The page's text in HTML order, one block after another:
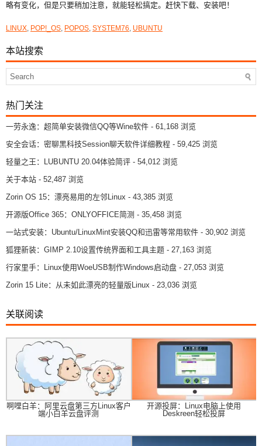
略有变化，但是只要稍加注意，就能轻松搞定。赶快下载、安装吧！
LINUX, POP!_OS, POPOS, SYSTEM76, UBUNTU
本站搜索
热门关注
一劳永逸：超简单安装微信QQ等Wine软件 - 61,168 浏览
安全会话：密聊黑科技Session聊天软件详细教程 - 59,425 浏览
轻量之王：LUBUNTU 20.04体验简评 - 54,012 浏览
关于本站 - 52,487 浏览
Zorin OS 15：漂亮易用的左邻Linux - 43,385 浏览
开源版Office 365：ONLYOFFICE简测 - 35,458 浏览
一站式安装：Ubuntu/LinuxMint安装QQ和迅雷等常用软件 - 30,902 浏览
狐狸新装：GIMP 2.10设置传统界面和工具主题 - 27,163 浏览
行家里手：Linux使用WoeUSB制作Windows启动盘 - 27,053 浏览
Zorin 15 Lite：从未如此漂亮的轻量版Linux - 23,036 浏览
关联阅读
啊哩白羊：阿里云盘第三方Linux客户
端小白羊云盘评测
开源投屏：Linux电脑上使用
Deskreen轻松投屏